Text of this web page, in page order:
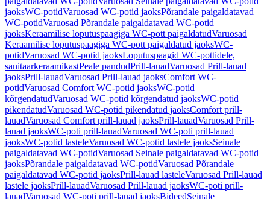
jaoksWC-potidVaruosad WC-potid jaoksPõrandale paigaldatavad
WC-potidVaruosad Põrandale paigaldatavad WC-potid
jaoksKeraamilise loputuspaagiga WC-pott paigaldatudVaruosad
Keraamilise loputuspaagiga WC-pott paigaldatud jaoksWC-
potidVaruosad WC-potid jaoksLoputuspaagid WC-pottidele,
sanitaarkeraamikastPeale pandudPrill-lauadVaruosad Prill-lauad
jaoksPrill-lauadVaruosad Prill-lauad jaoksComfort WC-
potidVaruosad Comfort WC-potid jaoksWC-potid
kõrgendatudVaruosad WC-potid kõrgendatud jaoksWC-potid
pikendatudVaruosad WC-potid pikendatud jaoksComfort prill-
lauadVaruosad Comfort prill-lauad jaoksPrill-lauadVaruosad Prill-
lauad jaoksWC-poti prill-lauadVaruosad WC-poti prill-lauad
jaoksWC-potid lasteleVaruosad WC-potid lastele jaoksSeinale
paigaldatavad WC-potidVaruosad Seinale paigaldatavad WC-potid
jaoksPõrandale paigaldatavad WC-potidVaruosad Põrandale
paigaldatavad WC-potid jaoksPrill-lauad lasteleVaruosad Prill-lauad
lastele jaoksPrill-lauadVaruosad Prill-lauad jaoksWC-poti prill-
lauadVaruosad WC-poti prill-lauad jaoksBideedSeinale